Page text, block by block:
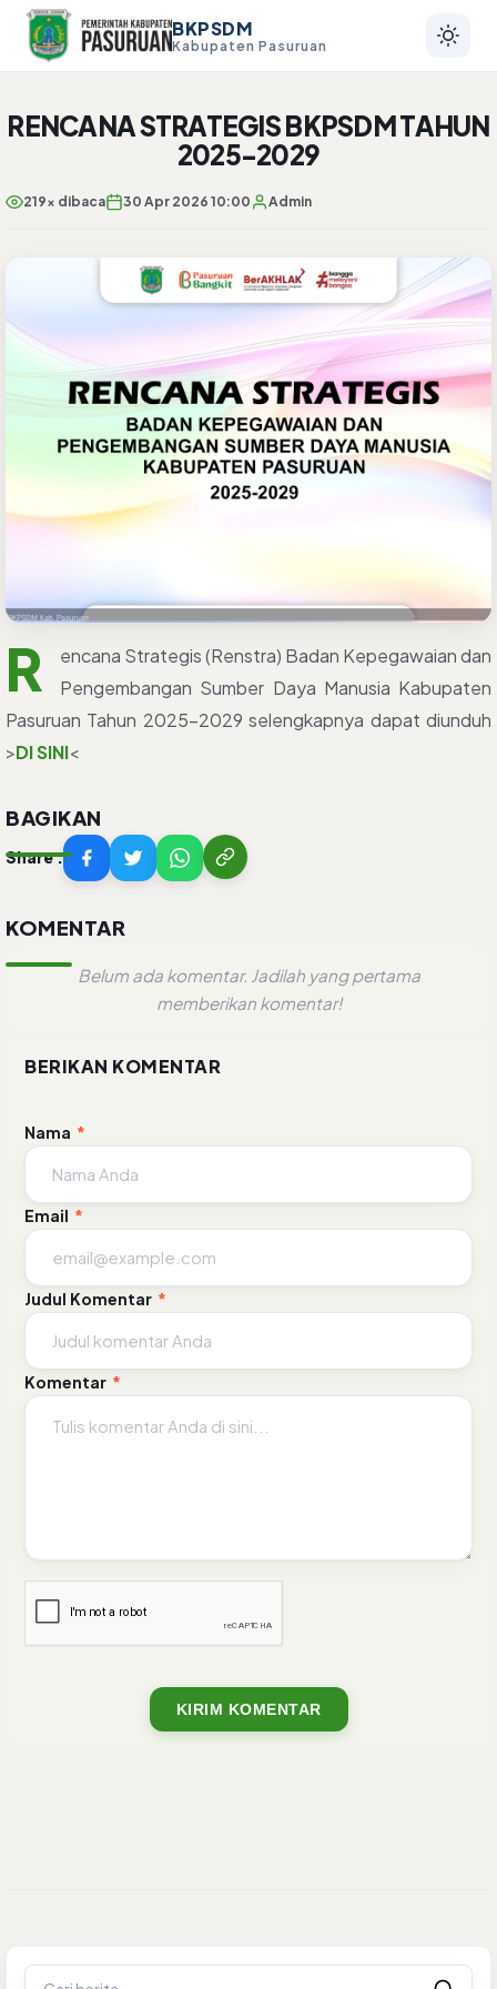
RENCANA STRATEGIS BKPSDM TAHUN
2025-2029
219x dibaca 30 Apr 2026 10:00 Admin
R
encana Strategis (Renstra) Badan Kepegawaian dan
Pengembangan Sumber Daya Manusia Kabupaten
Pasuruan Tahun 2025-2029 selengkapnya dapat diunduh
>DI SINI<
BAGIKAN
Share :
KOMENTAR
Belum ada komentar. Jadilah yang pertama
memberikan komentar!
BERIKAN KOMENTAR
Nama *
Email *
Judul Komentar *
Komentar *
KIRIM KOMENTAR
BKPSDM
Kabupaten Pasuruan